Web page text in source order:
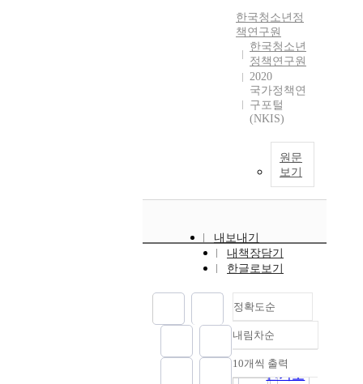
한국청소년정
책연구원
한국청소년
정책연구원
2020
국가정책연
구포털
(NKIS)
원문
보기
내보내기
내책장담기
한글로보기
정확도순
정확도
순
인기도
내림차순
내림차순
10개씩 출력